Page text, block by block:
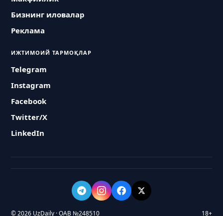
Бизнинг иловалар
Реклама
ИЖТИМОИЙ ТАРМОҚЛАР
Telegram
Instagram
Facebook
Twitter/X
LinkedIn
© 2026 UzDaily · ОАВ №248510 18+